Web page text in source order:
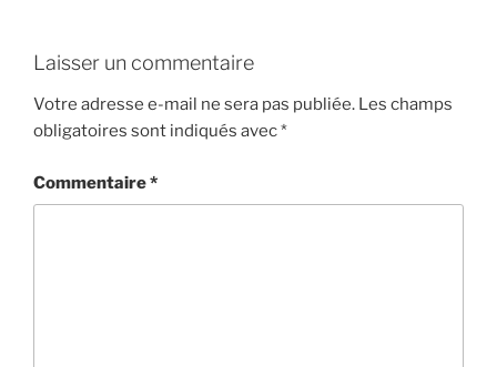
Laisser un commentaire
Votre adresse e-mail ne sera pas publiée. Les champs
obligatoires sont indiqués avec*
Commentaire*